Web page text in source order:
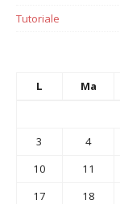
Tutoriale
L
Ma
3
4
10
11
17
18